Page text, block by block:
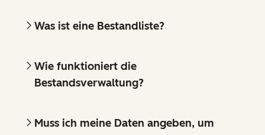
Was ist eine Bestandliste?
Wie funktioniert die
Bestandsverwaltung?
Muss ich meine Daten angeben, um